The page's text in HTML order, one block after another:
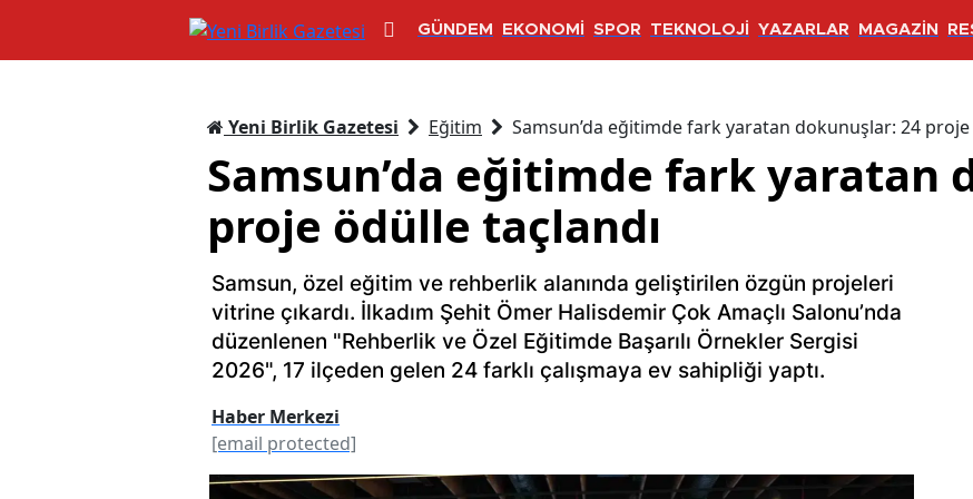
GÜNDEM EKONOMİ SPOR TEKNOLOJİ YAZARLAR MAGAZİN
Yeni Birlik Gazetesi Eğitim Samsun’da eğitimde fark yaratan dokunuşlar: 24 proje
Samsun’da eğitimde fark yaratan
proje ödülle taçlandı
Samsun, özel eğitim ve rehberlik alanında geliştirilen özgün projeleri
vitrine çıkardı. İlkadım Şehit Ömer Halisdemir Çok Amaçlı Salonu’nda
düzenlenen "Rehberlik ve Özel Eğitimde Başarılı Örnekler Sergisi
2026", 17 ilçeden gelen 24 farklı çalışmaya ev sahipliği yaptı.
Haber Merkezi
[email protected]